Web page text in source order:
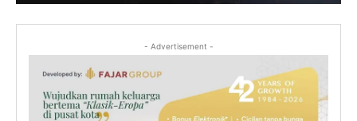
- Advertisement -